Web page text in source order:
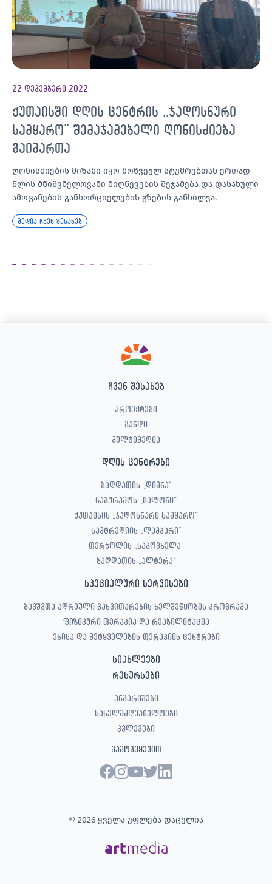
22 დეკემბერი 2022
ქუთაისში დღის ცენტრის ,,ჯადოსნური
სამყარო’’ შემაჯამებელი ღონისძიება
გაიმართა
ღონისძიების მიზანი იყო მოწვეულ სტუმრებთან ერთად
წლის მნიშვნელოვანი მიღწევების შეჯამება და დასახული
ამოცანების განხორციელების გზების განხილვა.
მედია ჩვენ შესახებ
ჩვენ შესახებ
პროექტები
გუნდი
მულტიმედია
დღის ცენტრები
ბაღდათის „დიმნა“
საგურამოს „იალონი“
ქუთაისის „ჯადოსნური სამყარო“
სამტრედიის „ლამპარი“
თერჯოლის „საპოვნელა“
ბაღდათის „ალტერა“
სპეციალური სერვისები
ბავშვთა ადრეული განვითარების ხელშეწყობის პროგრამა
ფიზიკური თერაპია და რეაბილიტაცია
ენისა და მეტყველების თერაპიის ცენტრები
სიახლეები
რესურსები
ანგარიშები
სახელმძღვანელოები
კვლევები
გამოგვყევით
© 2026 ყველა უფლება დაცულია